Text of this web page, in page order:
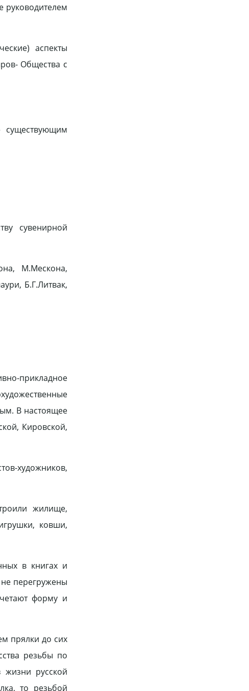
руководителем
аспекты
Общества с
существующим
сувенирной
М.Мескона,
Б.Г.Литвак,
прикладное
В настоящее
Кировской,
художников,
жилище,
ковши,
в книгах и
перегружены
форму и
прялки до сих
резьбы по
русской
то резьбой